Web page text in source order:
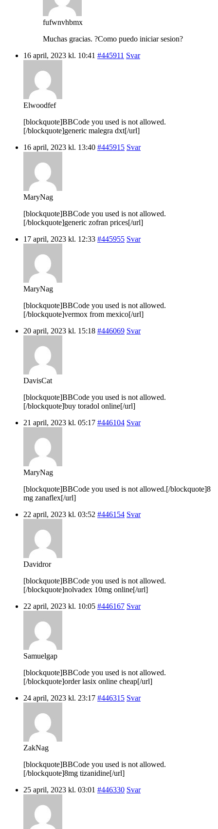
fufwnvhbmx
Muchas gracias. ?Como puedo iniciar sesion?
16 april, 2023 kl. 10:41 #445911 Svar
Elwoodfef
[blockquote]BBCode you used is not allowed.
[/blockquote]generic malegra dxt[/url]
16 april, 2023 kl. 13:40 #445915 Svar
MaryNag
[blockquote]BBCode you used is not allowed.
[/blockquote]generic zofran prices[/url]
17 april, 2023 kl. 12:33 #445955 Svar
MaryNag
[blockquote]BBCode you used is not allowed.
[/blockquote]vermox from mexico[/url]
20 april, 2023 kl. 15:18 #446069 Svar
DavisCat
[blockquote]BBCode you used is not allowed.
[/blockquote]buy toradol online[/url]
21 april, 2023 kl. 05:17 #446104 Svar
MaryNag
[blockquote]BBCode you used is not allowed.[/blockquote]8
mg zanaflex[/url]
22 april, 2023 kl. 03:52 #446154 Svar
Davidror
[blockquote]BBCode you used is not allowed.
[/blockquote]nolvadex 10mg online[/url]
22 april, 2023 kl. 10:05 #446167 Svar
Samuelgap
[blockquote]BBCode you used is not allowed.
[/blockquote]order lasix online cheap[/url]
24 april, 2023 kl. 23:17 #446315 Svar
ZakNag
[blockquote]BBCode you used is not allowed.
[/blockquote]8mg tizanidine[/url]
25 april, 2023 kl. 03:01 #446330 Svar